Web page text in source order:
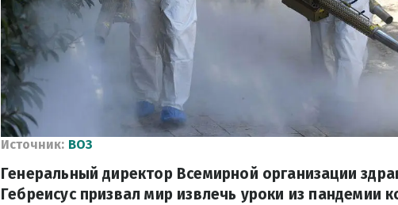
Источник: ВОЗ
Генеральный директор Всемирной организации
Гебреисус призвал мир извлечь уроки из пандемии